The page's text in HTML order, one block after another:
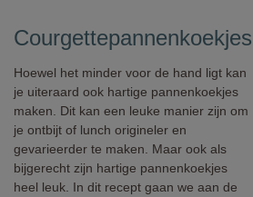
Courgettepannenkoekjes
Hoewel het minder voor de hand ligt kan
je uiteraard ook hartige pannenkoekjes
maken. Dit kan een leuke manier zijn om
je ontbijt of lunch origineler en
gevarieerder te maken. Maar ook als
bijgerecht zijn hartige pannenkoekjes
heel leuk. In dit recept gaan we aan de